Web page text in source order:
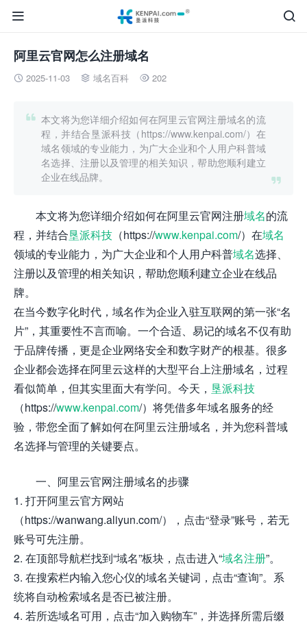


阿里云官网怎么注册域名
 2025-11-03  域名百科  202


本文将为您详细介绍如何在阿里云官网注册域名的流
程，并结合垦派科技（https://www.kenpai.com/）在
域名领域的专业能力，为广大企业和个人用户科普域
名选择、注册以及管理的相关知识，帮助您顺利建立
企业在线品牌。
本文将为您详细介绍如何在阿里云官网注册域名的流
程，并结合垦派科技 （https://www.kenpai.com/）在域名
领域的专业能力，为广大企业和个人用户科普域名选择、
注册以及管理的相关知识，帮助您顺利建立企业在线品
牌。
在当今数字化时代，域名作为企业入驻互联网的第一张“名
片”，其重要性不言而喻。一个合适、易记的域名不仅有助
于品牌传播，更是企业网络安全和数字财产的根基。很多
企业都会选择在阿里云这样的大型平台上注册域名，过程
看似简单，但其实里面大有学问。今天， 垦派科技
（https://www.kenpai.com/）将凭借多年域名服务的经
验，带您全面了解如何在阿里云注册域名，并为您科普域
名选择与管理的关键要点。
一、阿里云官网注册域名的步骤
1. 打开阿里云官方网站
（https://wanwang.aliyun.com/），点击“登录”账号，若无
账号可先注册。
2. 在顶部导航栏找到“域名”板块，点击进入“域名注册”。
3. 在搜索栏内输入您心仪的域名关键词，点击“查询”。系
统将自动检索域名是否已被注册。
4. 若所选域名可用，点击“加入购物车”，并选择所需后缀